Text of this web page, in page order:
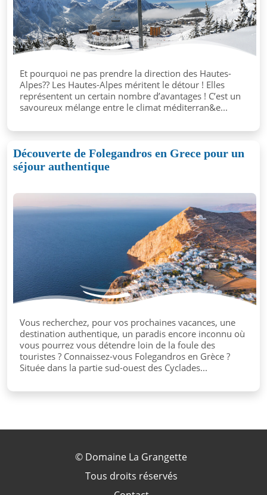
Et pourquoi ne pas prendre la direction des Hautes-
Alpes?? Les Hautes-Alpes méritent le détour ! Elles
représentent un certain nombre d’avantages ! C’est un
savoureux mélange entre le climat méditerran&e...
Découverte de Folegandros en Grece pour un
séjour authentique
Vous recherchez, pour vos prochaines vacances, une
destination authentique, un paradis encore inconnu où
vous pourrez vous détendre loin de la foule des
touristes ? Connaissez-vous Folegandros en Grèce ?
Située dans la partie sud-ouest des Cyclades...
© Domaine La Grangette
Tous droits réservés